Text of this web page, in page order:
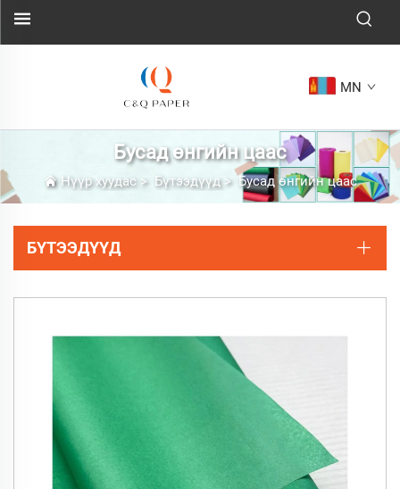
MN
Бусад өнгийн цаас
Нүүр хуудас> Бүтээдүүд>Бусад өнгийн цаас
БҮТЭЭДҮҮД